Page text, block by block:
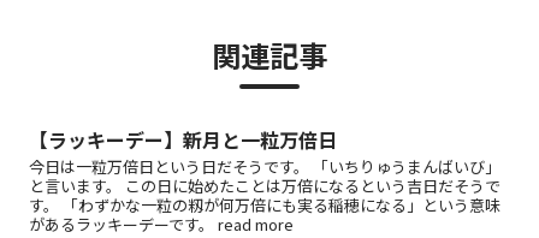
関連記事
【ラッキーデー】新月と一粒万倍日
今日は一粒万倍日という日だそうです。 「いちりゅうまんばいび」
と言います。 この日に始めたことは万倍になるという吉日だそうで
す。 「わずかな一粒の籾が何万倍にも実る稲穂になる」という意味
があるラッキーデーです。 read more